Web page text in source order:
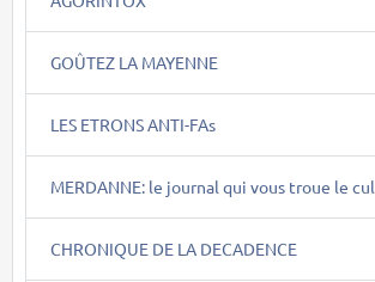
GOÛTEZ LA MAYENNE
LES ETRONS ANTI-FAs
MERDANNE: le journal qui vous troue le cul
CHRONIQUE DE LA DECADENCE